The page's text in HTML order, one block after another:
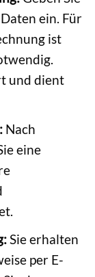
ein. Für
ist
und dient
Nach
eine
Sie erhalten
per E-